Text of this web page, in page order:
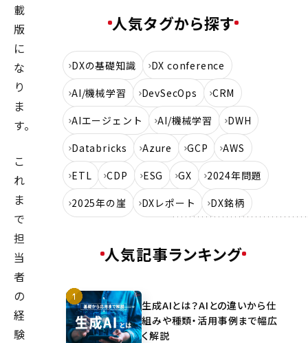
載
版
に
な
り
ま
す。
こ
れ
ま
で
担
当
者
の
経
験
人気タグから探す
DXの基礎知識
DX conference
AI/機械学習
DevSecOps
CRM
AIエージェント
AI/機械学習
DWH
Databricks
Azure GCP
AWS
ETL
CDP ESG GX
2024年問題
2025年の崖
DXレポート DX銘柄
人気記事ランキング
生成AIとは？AIとの違いから仕
組みや種類・活用事例まで幅広
く解説